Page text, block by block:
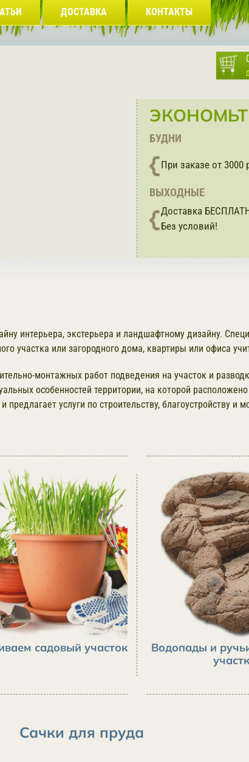
ДОСТАВКА КОНТАКТЫ
БУДНИ
При заказе от
ВЫХОДНЫЕ
Доставка
Без условий!
интерьера, экстерьера и ландшафтному дизайну.
участка или загородного дома, квартиры или офиса
монтажных работ подведения на участок и
особенностей территории, на которой
услуги по строительству, благоустройству
садовый участок
Водопады и
Сачки для пруда